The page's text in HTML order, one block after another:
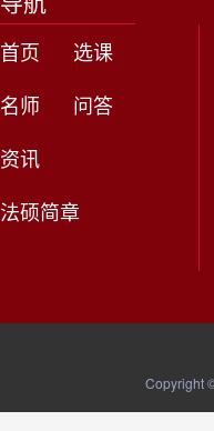
首页
选课
名师
问答
资讯
法硕简章
Copyright